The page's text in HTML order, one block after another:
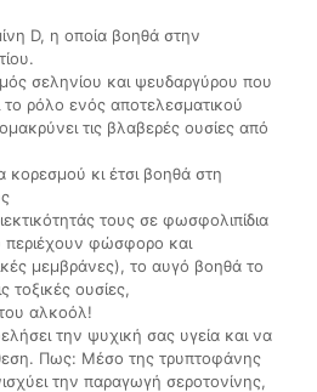
D, η οποία βοηθά στην
σεληνίου και ψευδαργύρου που
το ρόλο ενός αποτελεσματικού
τις βλαβερές ουσίες από
κορεσμού κι έτσι βοηθά στη
τους σε φωσφολιπίδια
περιέχουν φώσφορο και
μεμβράνες), το αυγό βοηθά το
τοξικές ουσίες,
αλκοόλ!
την ψυχική σας υγεία και να
Πως: Μέσο της τρυπτοφάνης
την παραγωγή σεροτονίνης,